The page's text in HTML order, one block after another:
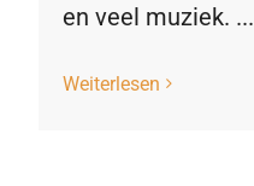
en veel muziek. ...
Weiterlesen